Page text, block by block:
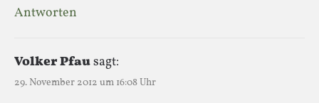
Antworten
Volker Pfausagt:
29. November 2012 um 16:08 Uhr